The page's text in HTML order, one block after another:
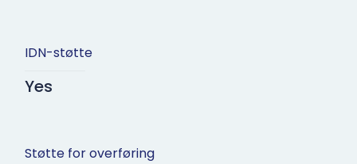
IDN-støtte
Yes
Støtte for overføring